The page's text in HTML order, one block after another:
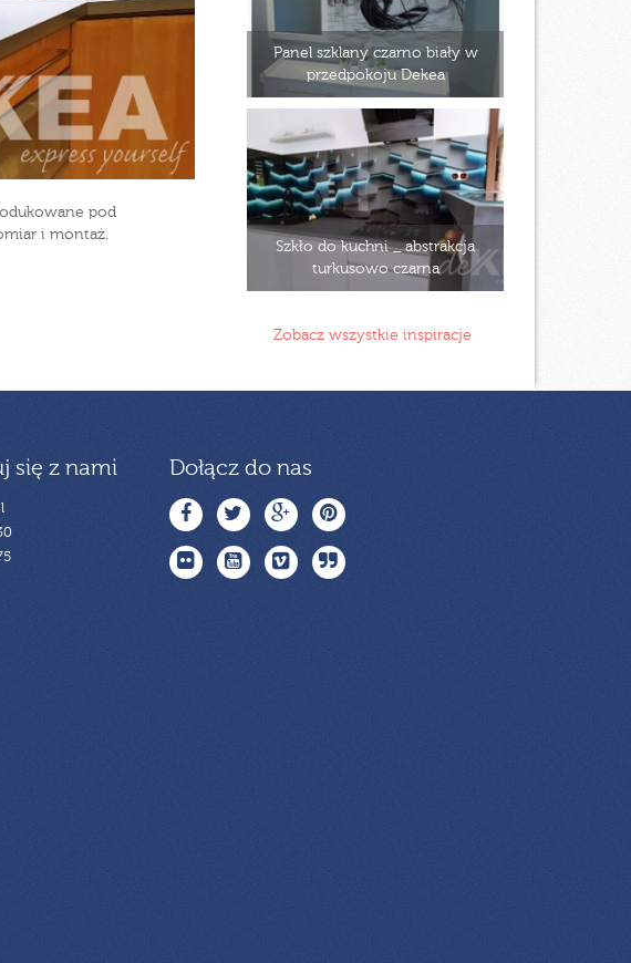
pod
i montaż.
Panel szklany czarno biały w
przedpokoju Dekea
Szkło do kuchni _ abstrakcja
turkusowo czarna
Zobacz wszystkie inspiracje
się z nami Dołącz do nas